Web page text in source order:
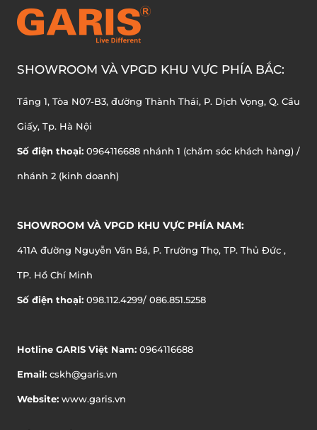
SHOWROOM VÀ VPGD KHU VỰC PHÍA BẮC:
Tầng 1, Tòa N07-B3, đường Thành Thái, P. Dịch Vọng, Q. Cầu
Giấy, Tp. Hà Nội
Số điện thoại: 0964116688 nhánh 1 (chăm sóc khách hàng) /
nhánh 2 (kinh doanh)
SHOWROOM VÀ VPGD KHU VỰC PHÍA NAM:
411A đường Nguyễn Văn Bá, P. Trường Thọ, TP. Thủ Đức ,
TP. Hồ Chí Minh
Số điện thoại: 098.112.4299/ 086.851.5258
Hotline GARIS Việt Nam: 0964116688
Email: cskh@garis.vn
Website: www.garis.vn